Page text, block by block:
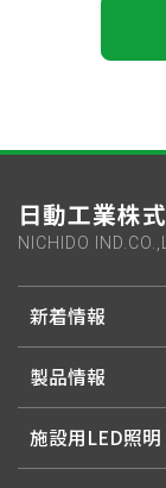
日動工業株
NICHIDO
新着情報
製品情報
施設用LED照明